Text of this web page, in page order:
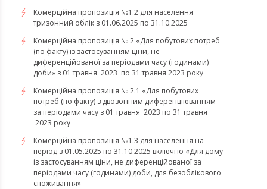
Комерційна пропозиція №1.2 для населення
тризонний облік з 01.06.2025 по 31.10.2025
Комерційна пропозиція № 2 «Для побутових потреб
(по факту) із застосуванням ціни, не
диференційованої за періодами часу (годинами)
доби» з 01 травня 2023 по 31 травня 2023 року
Комерційна пропозиція № 2.1 «Для побутових
потреб (по факту) з двозонним диференціюванням
за періодами часу з 01 травня 2023 по 31 травня
2023 року
Комерційна пропозиція №1.3 для населення на
період з 01.05.2025 по 31.10.2025 включно «Для дому
із застосуванням ціни, не диференційованої за
періодами часу (годинами) доби, для безоблікового
споживання»